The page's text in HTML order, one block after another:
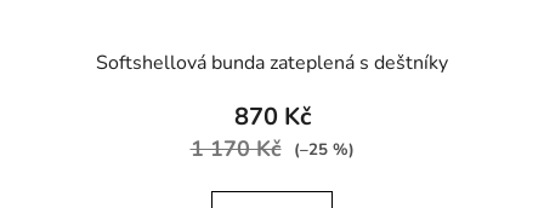
Softshellová bunda zateplená s deštníky
870 Kč
1 170 Kč (–25 %)